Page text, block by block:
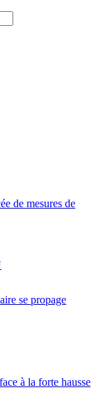
de mesures de
se propage
à la forte hausse